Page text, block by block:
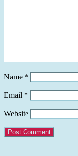
Name *
Email *
Website